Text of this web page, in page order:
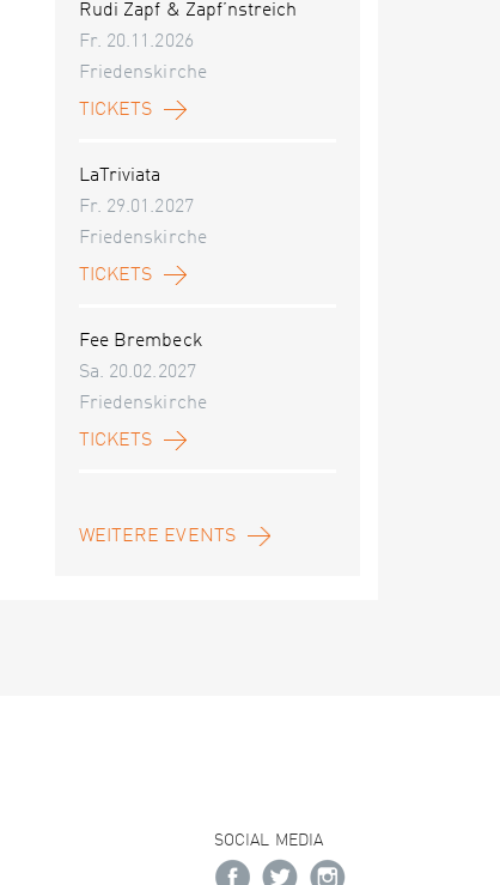
Rudi Zapf & Zapf’nstreich
Fr. 20.11.2026
Friedenskirche
TICKETS
LaTriviata
Fr. 29.01.2027
Friedenskirche
TICKETS
Fee Brembeck
Sa. 20.02.2027
Friedenskirche
TICKETS
WEITERE EVENTS
SOCIAL MEDIA